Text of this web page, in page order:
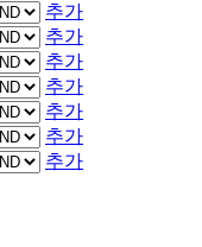
추가
추가
추가
추가
추가
추가
추가